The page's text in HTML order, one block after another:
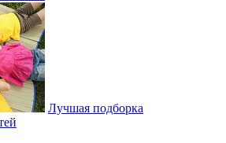
Лучшая подборка